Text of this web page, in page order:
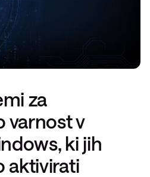
za
varnost v
ki jih
aktivirati